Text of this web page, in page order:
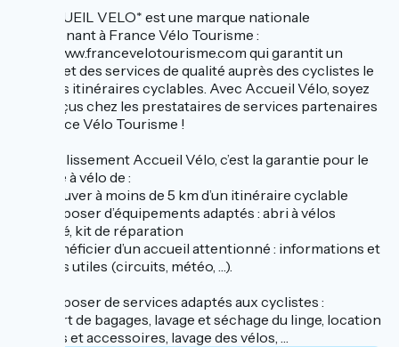
→ ACCUEIL VELO* est une marque nationale
appartenant à France Vélo Tourisme :
http://www.francevelotourisme.com qui garantit un
accueil et des services de qualité auprès des cyclistes le
long des itinéraires cyclables. Avec Accueil Vélo, soyez
bien reçus chez les prestataires de services partenaires
de France Vélo Tourisme !
Un établissement Accueil Vélo, c’est la garantie pour le
touriste à vélo de :
– se trouver à moins de 5 km d’un itinéraire cyclable
– de disposer d’équipements adaptés : abri à vélos
sécurisé, kit de réparation
– de bénéficier d’un accueil attentionné : informations et
conseils utiles (circuits, météo, …).
– de disposer de services adaptés aux cyclistes :
transfert de bagages, lavage et séchage du linge, location
de vélos et accessoires, lavage des vélos, …